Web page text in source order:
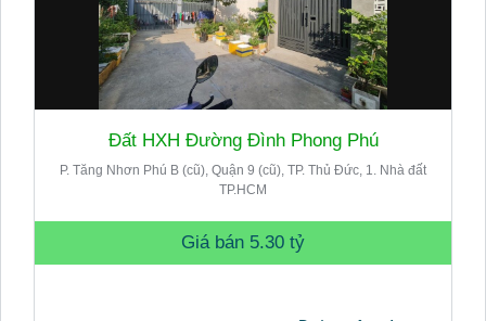
Đất HXH Đường Đình Phong Phú
P. Tăng Nhơn Phú B (cũ), Quận 9 (cũ), TP. Thủ Đức, 1. Nhà đất
TP.HCM
Giá bán 5.30 tỷ